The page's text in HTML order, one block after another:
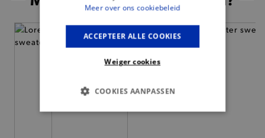
Meer over ons cookiebeleid
ACCEPTEER ALLE COOKIES
Weiger cookies
COOKIES AANPASSEN
BASIS COOKIES